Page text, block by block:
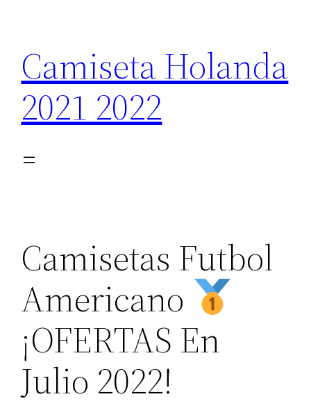
contenido
Camiseta Holanda
2021 2022
Camisetas Futbol
Americano
¡OFERTAS En
Julio 2022!